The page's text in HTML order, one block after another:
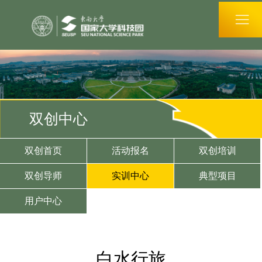
双创中心
双创首页 活动报名 双创培训
双创导师 实训中心 典型项目
用户中心